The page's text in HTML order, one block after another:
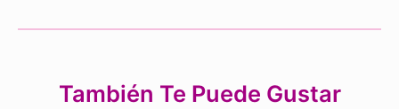
También Te Puede Gustar